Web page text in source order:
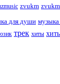
zvukm
для души
трек хиты